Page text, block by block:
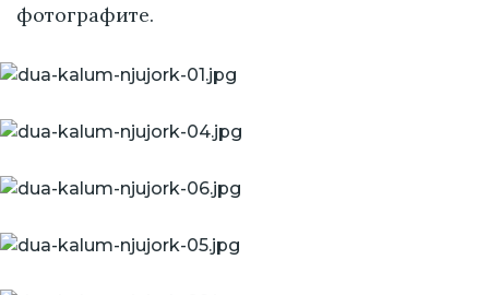
фотографите.